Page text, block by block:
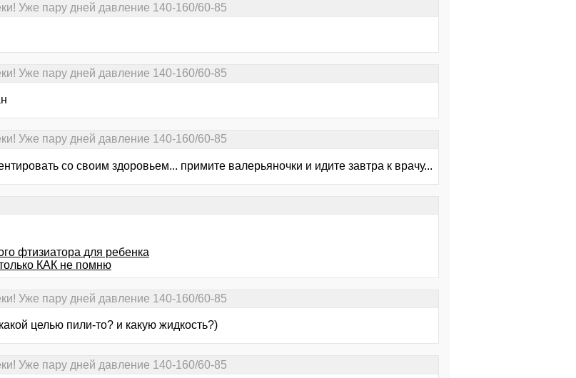
Уже пару дней давление 140-160/60-85
Уже пару дней давление 140-160/60-85
Уже пару дней давление 140-160/60-85
со своим здоровьем... примите валерьяночки и идите завтра к врачу...
фтизиатора для ребенка
КАК не помню
Уже пару дней давление 140-160/60-85
целью пили-то? и какую жидкость?)
Уже пару дней давление 140-160/60-85